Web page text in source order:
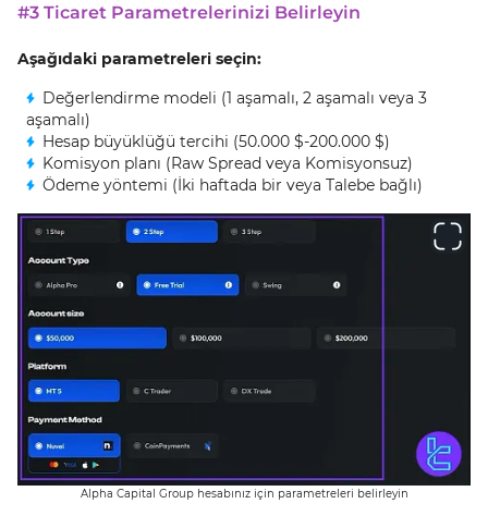
#3 Ticaret Parametrelerinizi Belirleyin
Aşağıdaki parametreleri seçin:
Değerlendirme modeli (1 aşamalı, 2 aşamalı veya 3
aşamalı)
Hesap büyüklüğü tercihi (50.000 $-200.000 $)
Komisyon planı (Raw Spread veya Komisyonsuz)
Ödeme yöntemi (İki haftada bir veya Talebe bağlı)
Alpha Capital Group hesabınız için parametreleri belirleyin